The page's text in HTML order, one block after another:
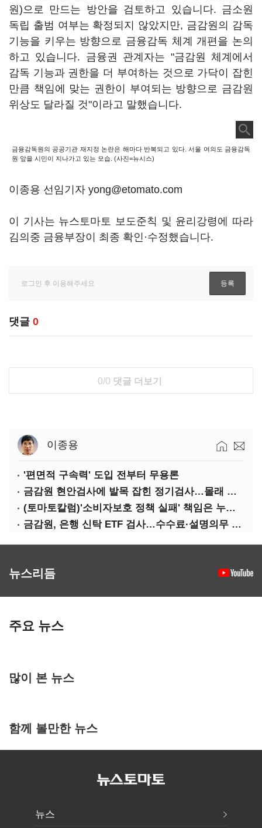
원)으로 만드는 방안을 검토하고 있습니다. 금소원
독립 출범 여부는 확정되지 않았지만, 금감원의 감독
기능을 키우는 방향으로 금융감독 체계 개편을 논의
하고 있습니다. 금융권 관계자는 "금감원 체계에서
감독 기능과 권한을 더 부여하는 것으로 가닥이 잡힌
만큼 책임에 맞는 권한이 부여되는 방향으로 금감원
위상도 달라질 것"이라고 말했습니다.
금융감독원의 공공기관 재지정 논란은 해마다 반복되고 있다. 서울 여의도 금융감독
원 앞을 시민이 지나가고 있는 모습. (사진=뉴시스)
이종용 선임기자 yong@etomato.com
이 기사는 뉴스토마토 보도준칙 및 윤리강령에 따라
김의중 금융부장이 최종 확인·수정했습니다.
댓글 0
0/0 댓글 더보기
이종용
'편면적 구속력' 도입 전부터 무용론
금감원 현안검사에 발목 잡힌 정기검사…몰래 웃는 금융권
(토마토칼럼)'소비자보호 정책 실패' 책임은 누가 지나
금감원, 은행 신탁 ETF 검사…수수료·설명의무 정조준
뉴스리듬
주요 뉴스
많이 본 뉴스
함께 볼만한 뉴스
뉴스